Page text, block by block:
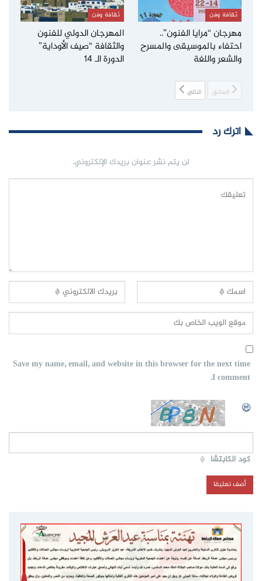
ثقافة وفن
مهرجان “مرايا الفنون”..
احتفاء بالموسيقى والمسرح
والشعر واللغة
ثقافة وفن
المهرجان الدولي للفنون
والثقافة “صيف الأوداية”
الدورة الـ 14
السابق التالي
اترك رد
لن يتم نشر عنوان بريدك الإلكتروني.
Save my name, email, and website in this browser for the next time
I comment.
كود الكابتشا *